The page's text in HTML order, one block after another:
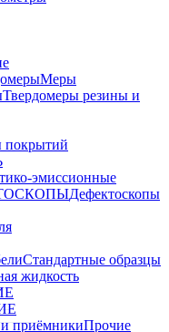
Меры
Твердомеры резины и
эмиссионные
Дефектоскопы
Стандартные образцы
жидкость
приёмникиПрочие